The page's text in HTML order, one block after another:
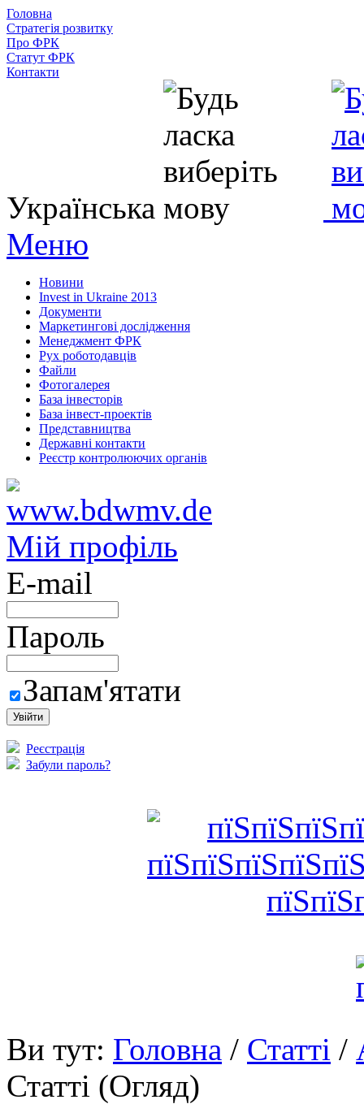
Головна
Стратегія розвитку
Про ФРК
Статут ФРК
Контакти
Українська
Меню
Новини
Invest in Ukraine 2013
Документи
Маркетингові дослідження
Менеджмент ФРК
Рух роботодавців
Файли
Фотогалерея
База інвесторів
База інвест-проектів
Представництва
Державні контакти
Реєстр контролюючих органів
Мій профіль
E-mail
Пароль
Запам'ятати
Реєстрація
Забули пароль?
Ви тут: Головна / Статті /
Статті (Огляд)